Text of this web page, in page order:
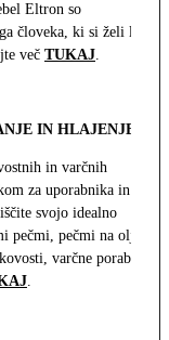
Eltron so
človeka, ki si želi le
več TUKAJ.
IN HLAJENJE
in varčnih
za uporabnika in z
svojo idealno
pečmi na olje
varčne porabe
.